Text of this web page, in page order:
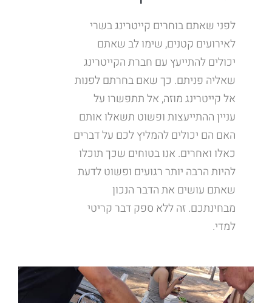
לפני שאתם בוחרים קייטרינג בשרי
לאירועים קטנים, שימו לב שאתם
יכולים להתייעץ עם חברת הקייטרינג
שאליה פניתם. כך שאם בחרתם לפנות
אל קייטרינג מוזה, אל תתפשרו על
עניין ההתייעצות ופשוט תשאלו אותם
האם הם יכולים להמליץ לכם על דברים
כאלו ואחרים. אנו בטוחים שכך תוכלו
להיות הרבה יותר רגועים ופשוט לדעת
שאתם עושים את הדבר הנכון
מבחינתכם. זה ללא ספק דבר קריטי
למדי.